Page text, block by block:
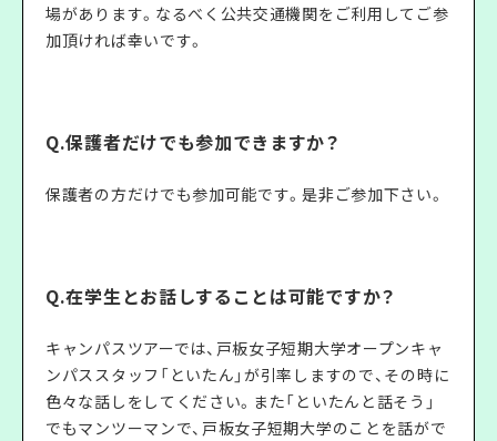
場があります。なるべく公共交通機関をご利用してご参
加頂ければ幸いです。
Q.保護者だけでも参加できますか？
保護者の方だけでも参加可能です。是非ご参加下さい。
Q.在学生とお話しすることは可能ですか？
キャンパスツアーでは、戸板女子短期大学オープンキャ
ンパススタッフ「といたん」が引率しますので、その時に
色々な話しをしてください。また「といたんと話そう」
でもマンツーマンで、戸板女子短期大学のことを話がで